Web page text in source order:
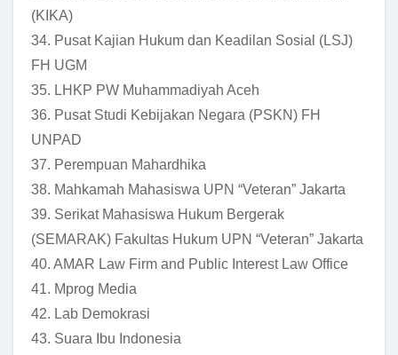
(KIKA)
34. Pusat Kajian Hukum dan Keadilan Sosial (LSJ)
FH UGM
35. LHKP PW Muhammadiyah Aceh
36. Pusat Studi Kebijakan Negara (PSKN) FH
UNPAD
37. Perempuan Mahardhika
38. Mahkamah Mahasiswa UPN “Veteran” Jakarta
39. Serikat Mahasiswa Hukum Bergerak
(SEMARAK) Fakultas Hukum UPN “Veteran” Jakarta
40. AMAR Law Firm and Public Interest Law Office
41. Mprog Media
42. Lab Demokrasi
43. Suara Ibu Indonesia